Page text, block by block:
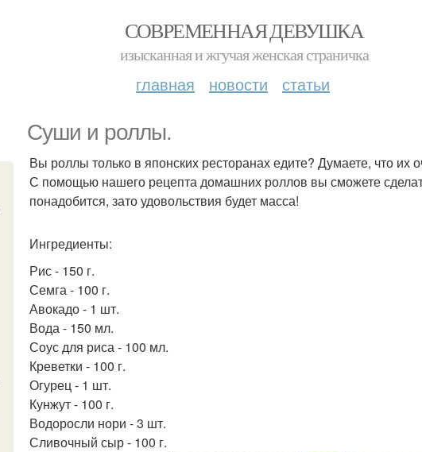
СОВРЕМЕННАЯ ДЕВУШКА
изысканная и жгучая женская страничка
главная новости статьи
Суши и роллы.
Вы роллы только в японских ресторанах едите? Думаете, что их
С помощью нашего рецепта домашних роллов вы сможете
понадобится, зато удовольствия будет масса!
Ингредиенты:
Рис - 150 г.
Семга - 100 г.
Авокадо - 1 шт.
Вода - 150 мл.
Соус для риса - 100 мл.
Креветки - 100 г.
Огурец - 1 шт.
Кунжут - 100 г.
Водоросли нори - 3 шт.
Сливочный сыр - 100 г.